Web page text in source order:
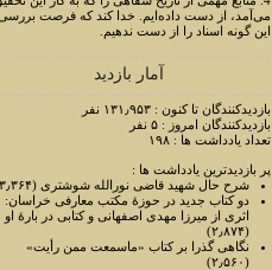
می‌آمد، از دست داده‌ایم. خدا کند که فرصت
این گونه اسناد را از دست ندهیم.
آمار بازدید
بازدیدکنندگان تا کنون : ۱۳۱٫۹۵۳ نفر
بازدیدکنندگان امروز : ۵ نفر
تعداد یادداشت ها : ۱۹۸
پر بازدیدترین یادداشت ها :
شرح حال شهید قاضی نورالله شوشتری (۳٫۳۶۴)
دو کتاب جدید در حوزۀ مکتب معارفی خراسان:
اثری از میرزا مهدی اصفهانی و کتابی در بارۀ او
(۲٫۸۷۴)
نگاهی گذرا بر کتاب «ماسمعت ممن رأیت»
(۲٫۵۶۰)